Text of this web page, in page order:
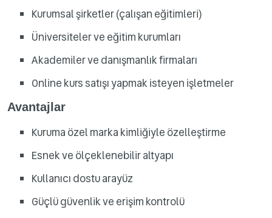
Kurumsal şirketler (çalışan eğitimleri)
Üniversiteler ve eğitim kurumları
Akademiler ve danışmanlık firmaları
Online kurs satışı yapmak isteyen işletmeler
Avantajlar
Kuruma özel marka kimliğiyle özelleştirme
Esnek ve ölçeklenebilir altyapı
Kullanıcı dostu arayüz
Güçlü güvenlik ve erişim kontrolü